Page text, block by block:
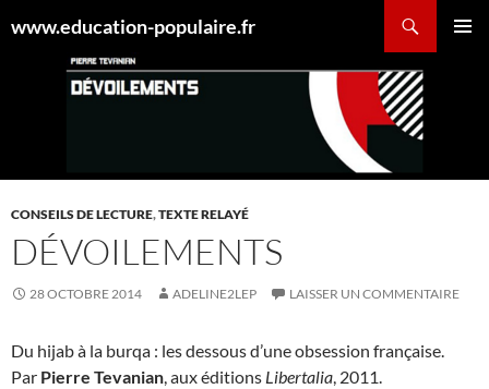
auwww.education-populaire.fr
CONSEILS DE LECTURE,TEXTE RELAYÉ
DÉVOILEMENTS
28 OCTOBRE 2014 ADELINE2LEP LAISSER UN COMMENTAIRE
Du hijab à la burqa : les dessous d’une obsession française.
Par Pierre Tevanian , aux éditions Libertalia , 2011.